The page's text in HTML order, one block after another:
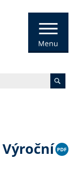
Výroční